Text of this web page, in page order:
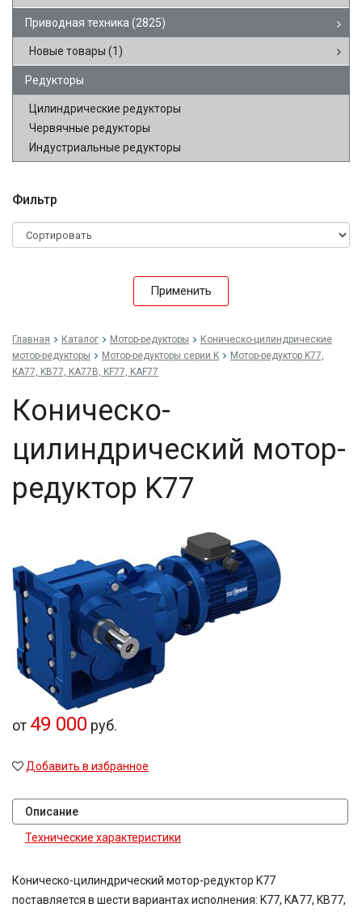
Приводная техника (2825)
Новые товары (1)
Редукторы
Цилиндрические редукторы
Червячные редукторы
Индустриальные редукторы
Фильтр
Применить
Главная Каталог Мотор-редукторы
Коническо-цилиндрические
мотор-редукторы
Мотор-редукторы серии K
Мотор-редуктор K77,
KA77, KB77, KA77B, KF77, KAF77
Коническо-
цилиндрический мотор-
редуктор K77
от 49 000 руб.
Добавить в избранное
Описание
Технические характеристики
Коническо-цилиндрический мотор-редуктор K77
поставляется в шести вариантах исполнения: K77, KA77, KB77,